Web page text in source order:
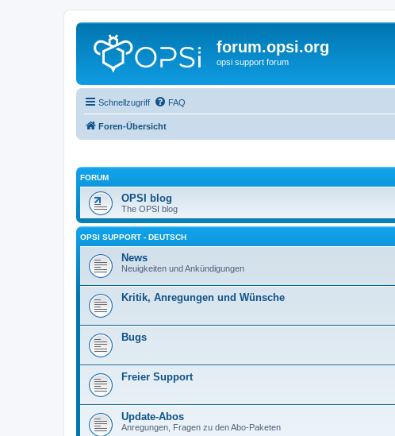
forum.opsi.org
opsi support forum
Schnellzugriff FAQ
Foren-Übersicht
FORUM
OPSI blog
The OPSI blog
OPSI SUPPORT - DEUTSCH
News
Neuigkeiten und Ankündigungen
Kritik, Anregungen und Wünsche
Bugs
Freier Support
Update-Abos
Anregungen, Fragen zu den Abo-Paketen